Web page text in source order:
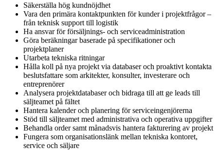
Säkerställa hög kundnöjdhet
Vara den primära kontaktpunkten för kunder i projektfrågor –
från teknisk support till logistik
Ha ansvar för försäljnings- och serviceadministration
Göra beräkningar baserade på specifikationer och
projektplaner
Utarbeta tekniska ritningar
Hålla koll på nya projekt via databaser och proaktivt kontakta
beslutsfattare som arkitekter, konsulter, investerare och
entreprenörer
Analysera projektdatabaser och bidraga till att ge leads till
säljteamet på fältet
Hantera kalender och planering för serviceingenjörerna
Stöd till säljteamet med administrativa och operativa uppgifter
Behandla order samt månadsvis hantera fakturering av projekt
Fungera som organisationslänk mellan tekniska kontoret,
service och säljare